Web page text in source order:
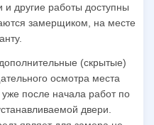
и другие работы доступны
замерщиком, на месте
(скрытые)
осмотра места
после начала работ по
двери.